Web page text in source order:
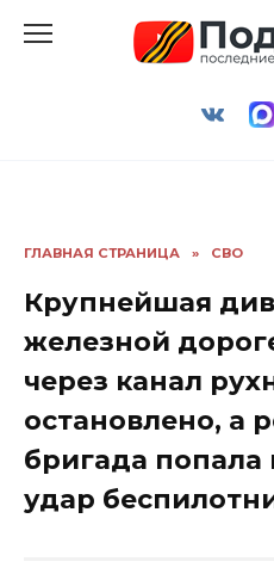
ГЛАВНАЯ СТРАНИЦА » СВО
Крупнейшая
железной
через канал
остановлено, а
бригада
удар